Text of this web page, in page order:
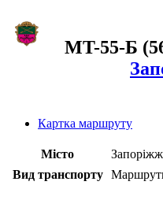
MT-55-Б
Картка маршруту
Місто
Вид транспорту